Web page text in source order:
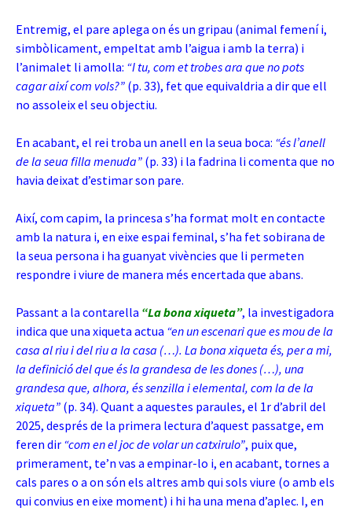
Entremig, el pare aplega on és un gripau (animal femení i,
simbòlicament, empeltat amb l’aigua i amb la terra) i
l’animalet li amolla: “I tu, com et trobes ara que no pots
cagar així com vols?” (p. 33), fet que equivaldria a dir que ell
no assoleix el seu objectiu.
En acabant, el rei troba un anell en la seua boca: “és l’anell
de la seua filla menuda” (p. 33) i la fadrina li comenta que no
havia deixat d’estimar son pare.
Així, com capim, la princesa s’ha format molt en contacte
amb la natura i, en eixe espai feminal, s’ha fet sobirana de
la seua persona i ha guanyat vivències que li permeten
respondre i viure de manera més encertada que abans.
Passant a la contarella “La bona xiqueta”, la investigadora
indica que una xiqueta actua “en un escenari que es mou de la
casa al riu i del riu a la casa (…). La bona xiqueta és, per a mi,
la definició del que és la grandesa de les dones (…), una
grandesa que, alhora, és senzilla i elemental, com la de la
xiqueta” (p. 34). Quant a aquestes paraules, el 1r d’abril del
2025, després de la primera lectura d’aquest passatge, em
feren dir “com en el joc de volar un catxirulo”, puix que,
primerament, te’n vas a empinar-lo i, en acabant, tornes a
cals pares o a on són els altres amb qui sols viure (o amb els
qui convius en eixe moment) i hi ha una mena d’aplec. I, en